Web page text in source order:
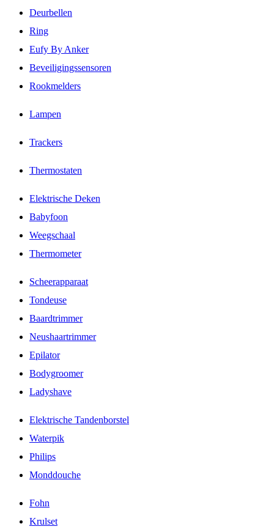
Deurbellen
Ring
Eufy By Anker
Beveiligingssensoren
Rookmelders
Lampen
Trackers
Thermostaten
Elektrische Deken
Babyfoon
Weegschaal
Thermometer
Scheerapparaat
Tondeuse
Baardtrimmer
Neushaartrimmer
Epilator
Bodygroomer
Ladyshave
Elektrische Tandenborstel
Waterpik
Philips
Monddouche
Fohn
Krulset